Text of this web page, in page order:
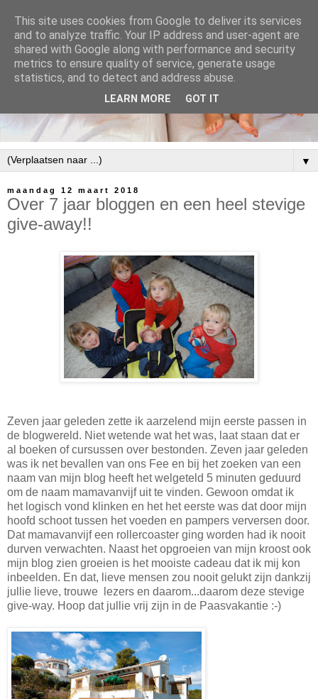
▼
maandag 12 maart 2018
Over 7 jaar bloggen en een heel stevige
give-away!!
Zeven jaar geleden zette ik aarzelend mijn eerste passen in
de blogwereld. Niet wetende wat het was, laat staan dat er
al boeken of cursussen over bestonden. Zeven jaar geleden
was ik net bevallen van ons Fee en bij het zoeken van een
naam van mijn blog heeft het welgeteld 5 minuten geduurd
om de naam mamavanvijf uit te vinden. Gewoon omdat ik
het logisch vond klinken en het het eerste was dat door mijn
hoofd schoot tussen het voeden en pampers verversen door.
Dat mamavanvijf een rollercoaster ging worden had ik nooit
durven verwachten. Naast het opgroeien van mijn kroost ook
mijn blog zien groeien is het mooiste cadeau dat ik mij kon
inbeelden. En dat, lieve mensen zou nooit gelukt zijn dankzij
jullie lieve, trouwe lezers en daarom...daarom deze stevige
give-way. Hoop dat jullie vrij zijn in de Paasvakantie :-)
This site uses cookies from Google to deliver its services
and to analyze traffic. Your IP address and user-agent are
shared with Google along with performance and security
metrics to ensure quality of service, generate usage
statistics, and to detect and address abuse.
LEARN MORE GOT IT